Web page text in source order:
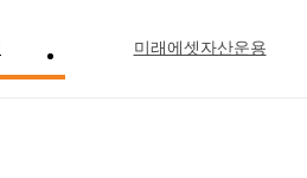
미래에셋자산운용
ETF